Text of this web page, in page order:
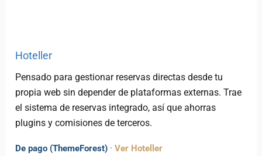
Hoteller
Pensado para gestionar reservas directas desde tu
propia web sin depender de plataformas externas. Trae
el sistema de reservas integrado, así que ahorras
plugins y comisiones de terceros.
De pago (ThemeForest) ·Ver Hoteller